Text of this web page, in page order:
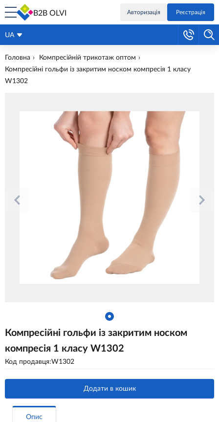
B2B OLVI Авторизація Реєстрація
UA
Головна
Компресійній трикотаж оптом
Компресійні гольфи із закритим носком компресія 1 класу
W1302
Компресійні гольфи із закритим носком
компресія 1 класу W1302
Код продавця:W1302
Додати в кошик
Опис